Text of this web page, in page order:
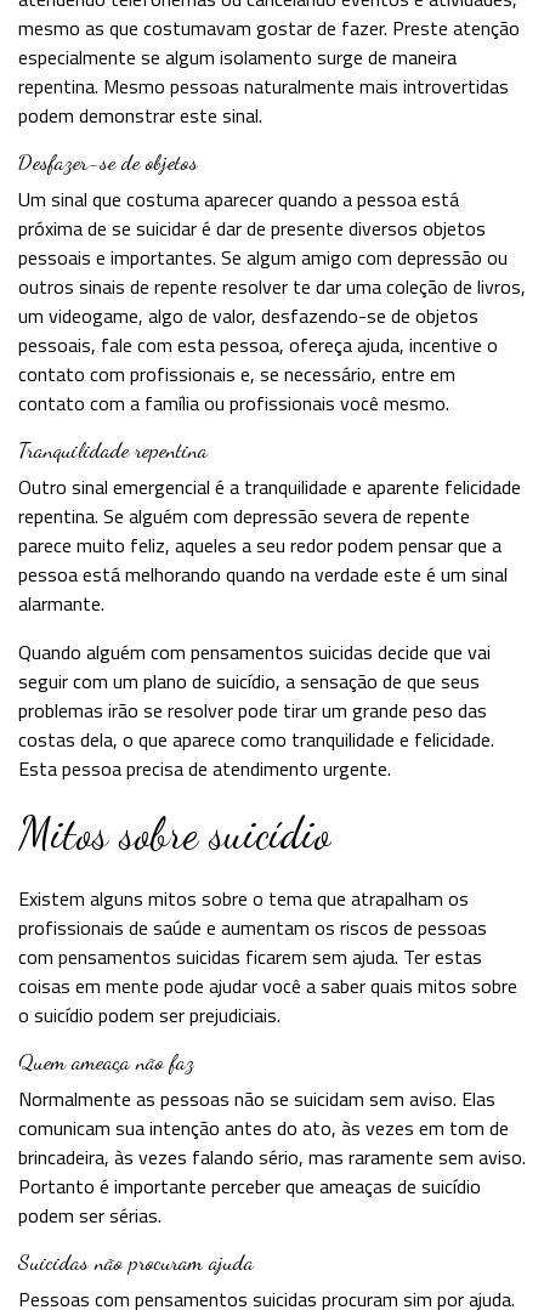
mesmo as que costumavam gostar de fazer. Preste atenção
especialmente se algum isolamento surge de maneira
repentina. Mesmo pessoas naturalmente mais introvertidas
podem demonstrar este sinal.
Desfazer-se de objetos
Um sinal que costuma aparecer quando a pessoa está
próxima de se suicidar é dar de presente diversos objetos
pessoais e importantes. Se algum amigo com depressão ou
outros sinais de repente resolver te dar uma coleção de livros,
um videogame, algo de valor, desfazendo-se de objetos
pessoais, fale com esta pessoa, ofereça ajuda, incentive o
contato com profissionais e, se necessário, entre em
contato com a família ou profissionais você mesmo.
Tranquilidade repentina
Outro sinal emergencial é a tranquilidade e aparente felicidade
repentina. Se alguém com depressão severa de repente
parece muito feliz, aqueles a seu redor podem pensar que a
pessoa está melhorando quando na verdade este é um sinal
alarmante.
Quando alguém com pensamentos suicidas decide que vai
seguir com um plano de suicídio, a sensação de que seus
problemas irão se resolver pode tirar um grande peso das
costas dela, o que aparece como tranquilidade e felicidade.
Esta pessoa precisa de atendimento urgente.
Mitos sobre suicídio
Existem alguns mitos sobre o tema que atrapalham os
profissionais de saúde e aumentam os riscos de pessoas
com pensamentos suicidas ficarem sem ajuda. Ter estas
coisas em mente pode ajudar você a saber quais mitos sobre
o suicídio podem ser prejudiciais.
Quem ameaça não faz
Normalmente as pessoas não se suicidam sem aviso. Elas
comunicam sua intenção antes do ato, às vezes em tom de
brincadeira, às vezes falando sério, mas raramente sem aviso.
Portanto é importante perceber que ameaças de suicídio
podem ser sérias.
Suicidas não procuram ajuda
Pessoas com pensamentos suicidas procuram sim por ajuda.